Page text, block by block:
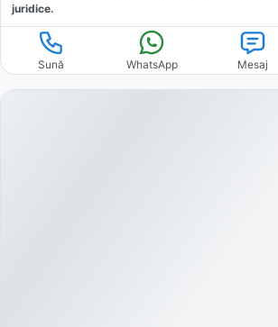
juridice.
Sună WhatsApp Mesaj